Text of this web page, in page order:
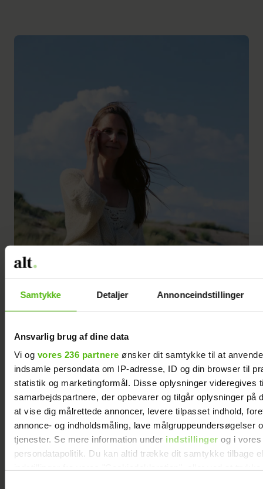
Samtykke Detaljer Annonceindstillinger
Ansvarlig brug af dine data
Vi og vores 236 partnere ønsker dit samtykke til at
indsamle persondata om IP-adresse, ID og din browser til
statistik og marketingformål. Disse oplysninger videregives
samarbejdspartnere, der opbevarer og tilgår oplysninger på
at vise dig målrettede annoncer, levere tilpasset indhold,
annonce- og indholdsmåling, lave målgruppeundersøgelser
tjenester. Se mere information under indstillinger og i vores
persondatapolitik. Du kan altid trække dit samtykke tilbage
Det her insta-billede er smukt for mig, fordi det markerer et vigtigt
vendepunkt for mig. Billedet er fra en fotosession til min bog og er
slappe af og glemme mig selv foran kameraet, og hun så mig, som jeg
ser mig selv. Den sommerdag i Rørvig nød jeg for første gang at få